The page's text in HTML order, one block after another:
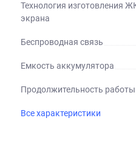
Технология изготовления
экрана
Беспроводная связь
Емкость аккумулятора
Продолжительность работы
Все характеристики